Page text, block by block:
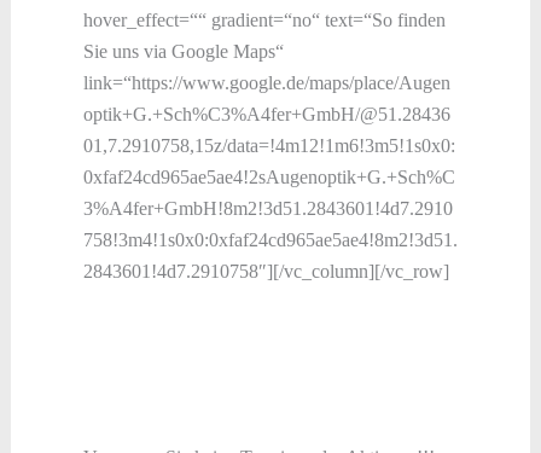
hover_effect=““ gradient=“no“ text=“So finden
Sie uns via Google Maps“
link=“https://www.google.de/maps/place/Augen
optik+G.+Sch%C3%A4fer+GmbH/@51.28436
01,7.2910758,15z/data=!4m12!1m6!3m5!1s0x0:
0xfaf24cd965ae5ae4!2sAugenoptik+G.+Sch%C
3%A4fer+GmbH!8m2!3d51.2843601!4d7.2910
758!3m4!1s0x0:0xfaf24cd965ae5ae4!8m2!3d51.
2843601!4d7.2910758″][/vc_column][/vc_row]